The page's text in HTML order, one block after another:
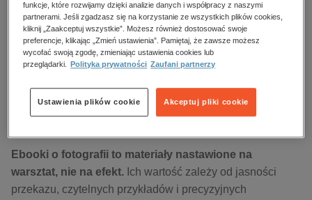
darmowe wydania
dzienniki
edukacja
komputery, internet, technologie, informatyka
kobiece, lifestyle, kultura
polityka, społeczno-informacyjne
psychologiczne
inne
Ebooki o fotografii to materiały nastawione na
warsztat, nie na efekt. Ich wartość zależy od jasności
przekazu, czytelnych przykładów i precyzyjnych
Sortowanie Filtrowanie
Brak produktów.
funkcje, które rozwijamy dzięki analizie danych i współpracy z naszymi
partnerami. Jeśli zgadzasz się na korzystanie ze wszystkich plików cookies,
kliknij „Zaakceptuj wszystkie”. Możesz również dostosować swoje
preferencje, klikając „Zmień ustawienia”. Pamiętaj, że zawsze możesz
wycofać swoją zgodę, zmieniając ustawienia cookies lub
przeglądarki.
Polityka prywatności Zaufani partnerzy
Akceptuj pliki cookie
Ustawienia plików cookie